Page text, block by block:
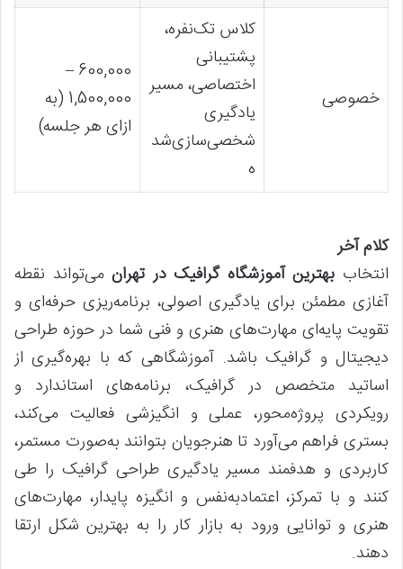
خصوصی
کلاس تک‌نفره،
پشتیبانی
اختصاصی، مسیر
یادگیری
شخصی‌سازی‌شد
ه
600,000 –
1,500,000 (به
ازای هر جلسه)
کلام آخر
انتخاب بهترین آموزشگاه گرافیک در تهرانمی‌تواند نقطه
آغازی مطمئن برای یادگیری اصولی، برنامه‌ریزی حرفه‌ای و
تقویت پایه‌ای مهارت‌های هنری و فنی شما در حوزه طراحی
دیجیتال و گرافیک باشد. آموزشگاهی که با بهره‌گیری از
اساتید متخصص در گرافیک، برنامه‌های استاندارد و
رویکردی پروژه‌محور، عملی و انگیزشی فعالیت می‌کند،
بستری فراهم می‌آورد تا هنرجویان بتوانند به‌صورت مستمر،
کاربردی و هدفمند مسیر یادگیری طراحی گرافیک را طی
کنند و با تمرکز، اعتمادبه‌نفس و انگیزه پایدار، مهارت‌های
هنری و توانایی ورود به بازار کار را به بهترین شکل ارتقا
دهند.